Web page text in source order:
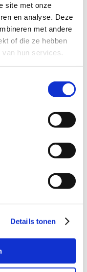
site met onze
en analyse. Deze
met andere
of die ze hebben
hun services.
Details tonen
en
en
haar
en
aan alle
Kijkt
balans